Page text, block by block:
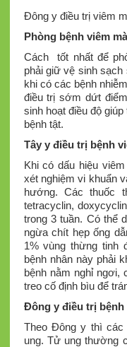
Đông y điều trị viêm
Phòng bệnh viêm
Cách tốt nhất để
phải giữ vệ sinh sạch
khi có các bệnh
điều trị sớm dứt
sinh hoạt điều độ
bệnh tật.
Tây y điều trị bệnh
Khi có dấu hiệu
xét nghiệm vi khuẩn
hướng. Các thuốc
tetracyclin,
trong 3 tuần. Có thể
ngừa chít hẹp ống
1% vùng thừng tinh
bệnh nhân này phải
bệnh nằm nghỉ ngơi,
treo cố định bìu để
Đông y điều trị bệnh
Theo Đông y thì các
ung. Tử ung thường